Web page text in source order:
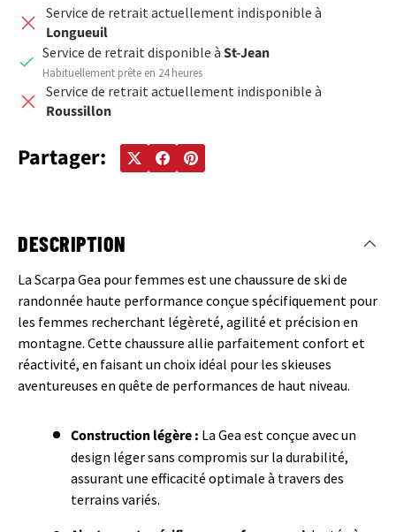
Service de retrait actuellement indisponible à
Longueuil
Service de retrait disponible à St-Jean
Habituellement prête en 24 heures
Service de retrait actuellement indisponible à
Roussillon
Partager:
DESCRIPTION
La Scarpa Gea pour femmes est une chaussure de ski de
randonnée haute performance conçue spécifiquement pour
les femmes recherchant légèreté, agilité et précision en
montagne. Cette chaussure allie parfaitement confort et
réactivité, en faisant un choix idéal pour les skieuses
aventureuses en quête de performances de haut niveau.
Construction légère : La Gea est conçue avec un
design léger sans compromis sur la durabilité,
assurant une efficacité optimale à travers des
terrains variés.